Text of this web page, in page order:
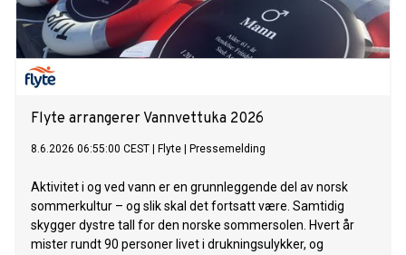
Flyte arrangerer Vannvettuka 2026
8.6.2026 06:55:00 CEST Flyte Pressemelding
Aktivitet i og ved vann er en grunnleggende del av norsk
sommerkultur – og slik skal det fortsatt være. Samtidig
skygger dystre tall for den norske sommersolen. Hvert år
mister rundt 90 personer livet i drukningsulykker, og